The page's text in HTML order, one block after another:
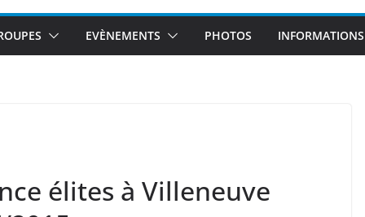
de semi-
14
EVÈNEMENTS PHOTOS INFORMATIONS
élites à Villeneuve